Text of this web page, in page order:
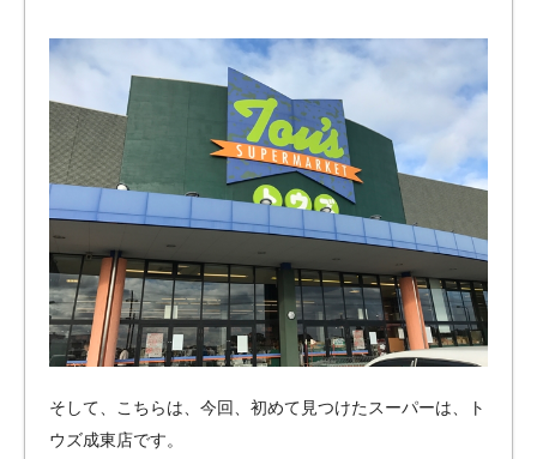
そして、こちらは、今回、初めて見つけたスーパーは、ト
ウズ成東店です。